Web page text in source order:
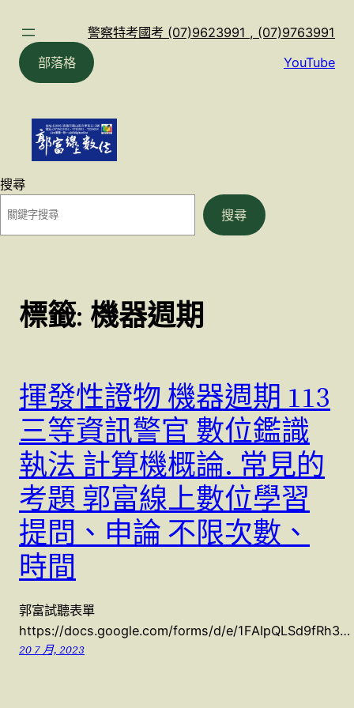
警察特考國考 (07)9623991 , (07)9763991
部落格
YouTube
搜尋
搜尋
標籤: 機器週期
揮發性證物 機器週期 113
三等資訊警官 數位鑑識
執法 計算機概論. 常見的
考題 郭富線上數位學習
提問、申論 不限次數、
時間
郭富試聽表單
https://docs.google.com/forms/d/e/1FAIpQLSd9fRh3…
20 7 月, 2023